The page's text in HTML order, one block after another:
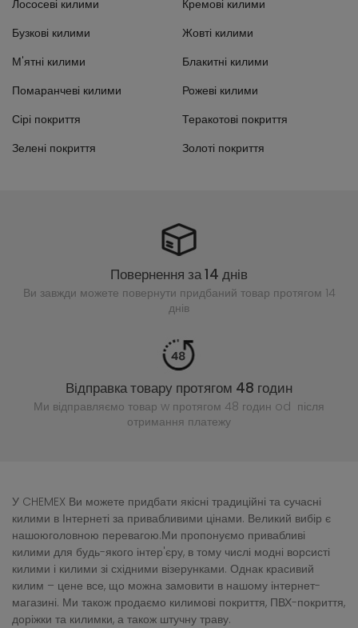
Лососеві килими
Кремові килими
Бузкові килими
Жовті килими
М'ятні килими
Блакитні килими
Помаранчеві килими
Рожеві килими
Сірі покриття
Теракотові покриття
Зелені покриття
Золоті покриття
Повернення за 14 днів
Ви завжди можете повернути придбаний товар протягом 14
днів
Відправка товару протягом 48 годин
Ми відправляємо товар w протягом 48 годин od після
отримання платежу
У CHEMEX Ви можете придбати якісні традиційні та сучасні
килими в Інтернеті за привабливими цінами. Великий вибір є
нашоюголовною перевагою.Ми пропонуємо привабливі
килими для будь-якого інтер'єру, в тому числі модні ворсисті
килими і килими зі східними візерунками. Однак красивий
килим – цене все, що можна замовити в нашому інтернет-
магазині. Ми також продаємо килимові покриття, ПВХ-покриття,
доріжки та килимки, а також штучну траву.